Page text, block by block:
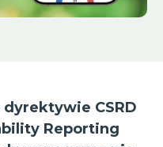
CSRD
Reporting